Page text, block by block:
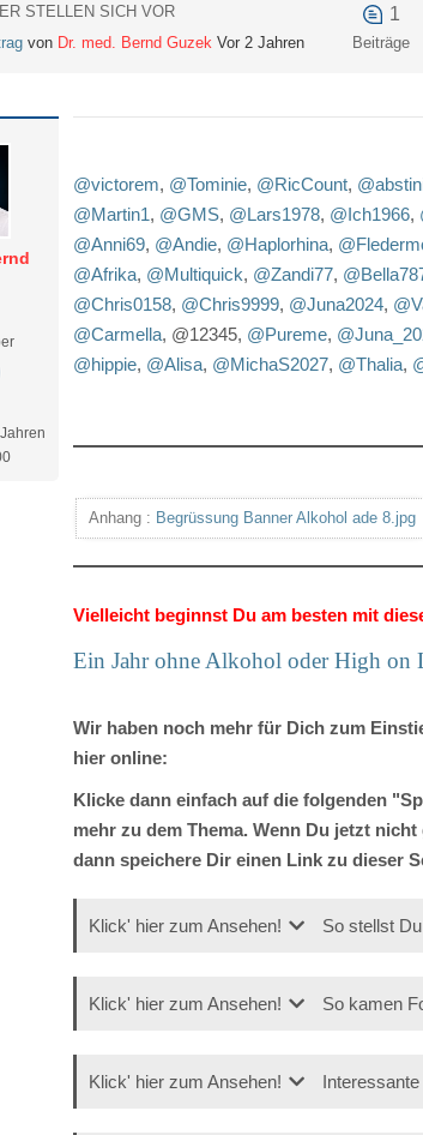
STELLEN SICH VOR
von Dr. med. Bernd Guzek Vor 2 Jahren
1
Beiträge
@victorem, @Tominie, @RicCount,
@Martin1, @GMS, @Lars1978, @Ich1966,
@Anni69, @Andie, @Haplorhina,
@Afrika, @Multiquick, @Zandi77,
@Chris0158, @Chris9999, @Juna2024,
@Carmella, @12345, @Pureme,
@hippie, @Alisa, @MichaS2027, @Thalia,
Anhang : Begrüssung Banner Alkohol ade 8.jpg
Vielleicht beginnst Du am besten mit
Ein Jahr ohne Alkohol oder High on
Wir haben noch mehr für Dich zum
hier online:
Klicke dann einfach auf die folgenden
mehr zu dem Thema. Wenn Du jetzt
dann speichere Dir einen Link zu dieser
Klick' hier zum Ansehen! So stellst
Klick' hier zum Ansehen! So kamen
Klick' hier zum Ansehen!